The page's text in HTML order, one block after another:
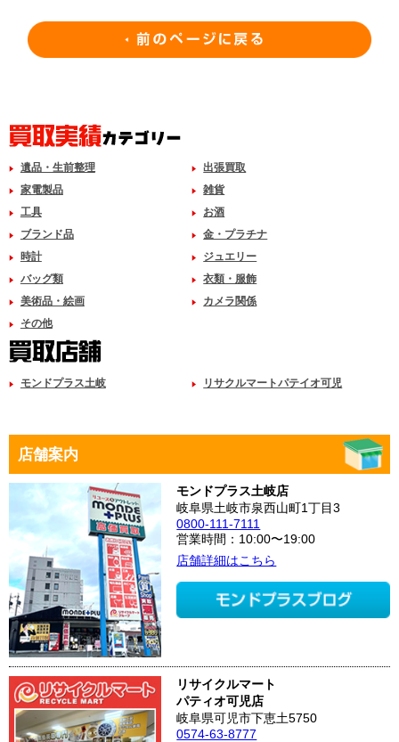
遺品・生前整理
出張買取
家電製品
雑貨
工具
お酒
ブランド品
金・プラチナ
時計
ジュエリー
バッグ類
衣類・服飾
美術品・絵画
カメラ関係
その他
モンドプラス土岐 リサクルマートパテイオ可児
店舗案内
モンドプラス土岐店
岐阜県土岐市泉西山町1丁目3
0800-111-7111
営業時間：10:00〜19:00
店舗詳細はこちら
リサイクルマート
パティオ可児店
岐阜県可児市下恵土5750
0574-63-8777